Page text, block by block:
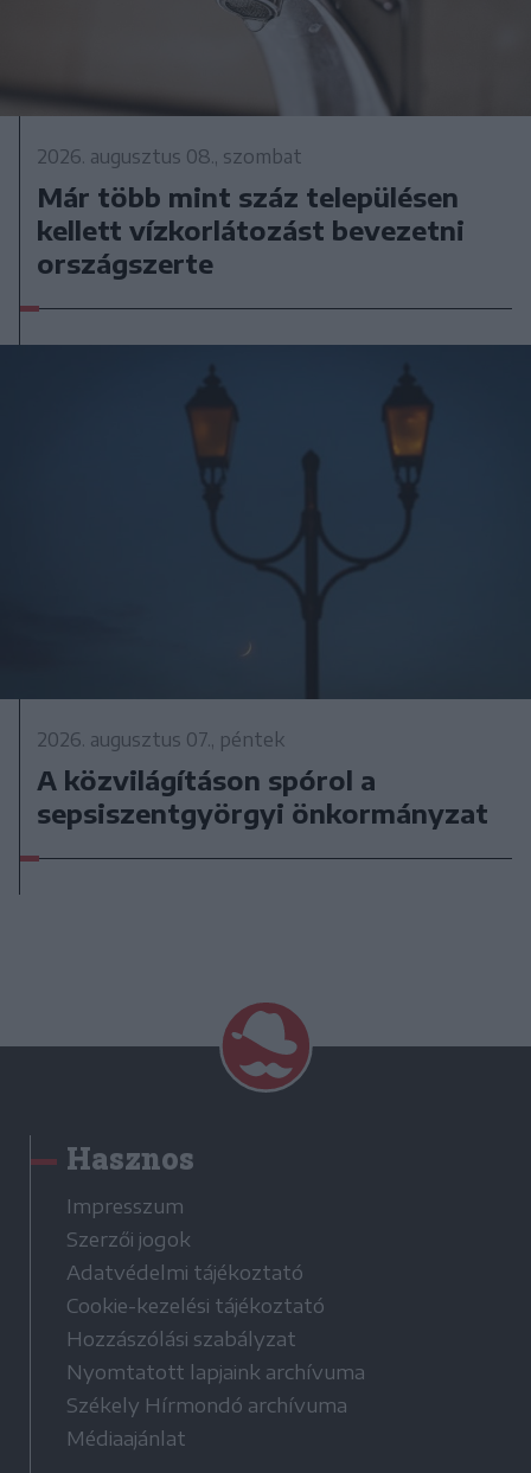
2026. augusztus 08., szombat
Már több mint száz településen
kellett vízkorlátozást bevezetni
országszerte
2026. augusztus 07., péntek
A közvilágításon spórol a
sepsiszentgyörgyi önkormányzat
Hasznos
Impresszum
Szerzői jogok
Adatvédelmi tájékoztató
Cookie-kezelési tájékoztató
Hozzászólási szabályzat
Nyomtatott lapjaink archívuma
Székely Hírmondó archívuma
Médiaajánlat